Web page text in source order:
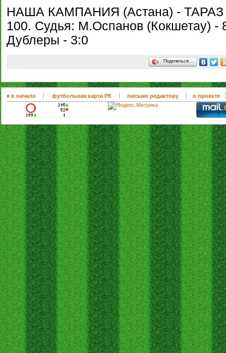
НАША КАМПАНИЯ (Астана) - ТАРАЗ
100. Судья: М.Оспанов (Кокшетау) -
Дублеры - 3:0
Поделиться…
« в начало футбольная карта РК письмо редактору о проекте